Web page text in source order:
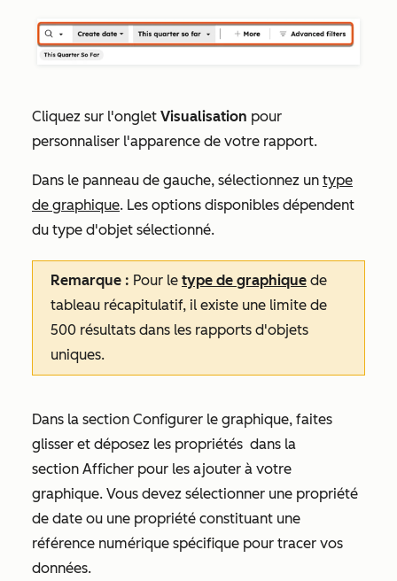
Cliquez sur l'onglet Visualisation pour
personnaliser l'apparence de votre rapport.
Dans le panneau de gauche, sélectionnez un type
de graphique. Les options disponibles dépendent
du type d'objet sélectionné.
Remarque : Pour le type de graphique de
tableau récapitulatif, il existe une limite de
500 résultats dans les rapports d'objets
uniques.
Dans la section Configurer le graphique, faites
glisser et déposez les propriétés dans la
section Afficher pour les ajouter à votre
graphique. Vous devez sélectionner une propriété
de date ou une propriété constituant une
référence numérique spécifique pour tracer vos
données.